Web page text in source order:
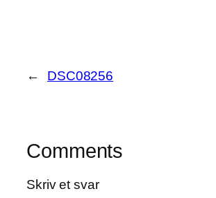
← DSC08256
Comments
Skriv et svar